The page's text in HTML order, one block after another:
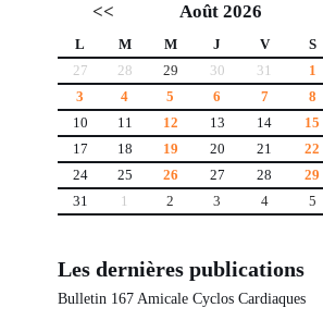
<< Août 2026
L M M J V S
27
28 29 30 31 1
3
4 5 6 7 8
10
11 12 13 14 15
17
18 19 20 21 22
24
25 26 27 28 29
31
1 2 3 4 5
Les dernières publications
Bulletin 167 Amicale Cyclos Cardiaques